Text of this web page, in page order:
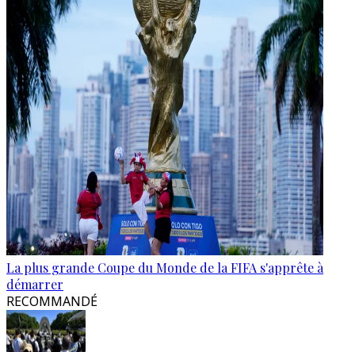
La plus grande Coupe du Monde de la FIFA s'apprête à
démarrer
RECOMMANDÉ